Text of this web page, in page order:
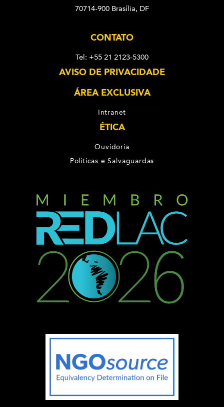
70714-900 Brasília, DF
CONTATO
Tel: +55 21 2123-5300
AVISO DE PRIVACIDADE
ÁREA EXCLUSIVA
Intranet
ÉTICA
Ouvidoria
Políticas e Salvaguardas